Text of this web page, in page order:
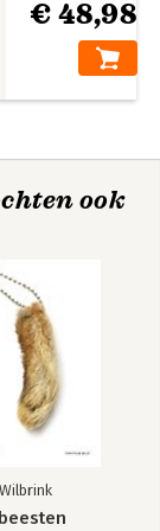
€ 48,98
ook